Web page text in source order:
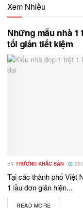
Xem Nhiều
Những mẫu nhà 1
tối giản tiết kiệm
BY TRƯƠNG KHẮC BẢN 28/
Tại các thành phố Việt
1 lầu đơn giản hiện...
READ MORE